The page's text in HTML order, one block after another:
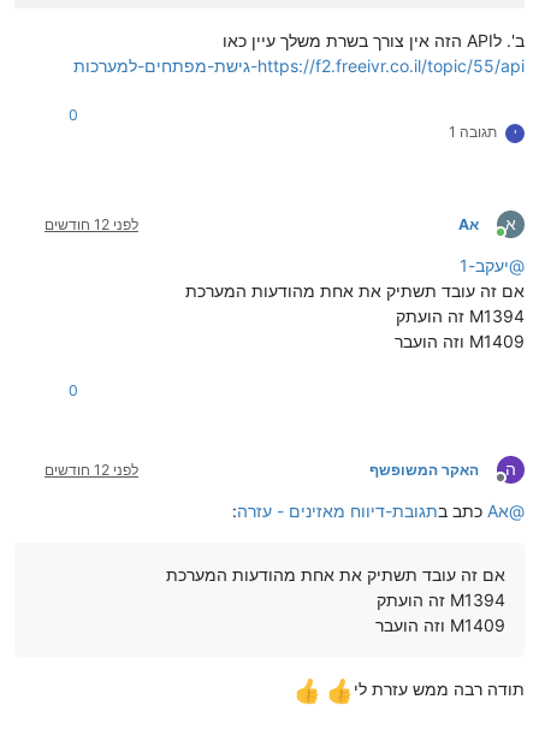
ב'. לAPI הזה אין צורך בשרת משלך עיין כאו
https://f2.freeivr.co.il/topic/55/api-גישת-מפתחים-למערכות
י תגובה 1
0
א
מחובר
אA לפני 12 חודשים
@יעקב-1
אם זה עובד תשתיק את אחת מהודעות המערכת
M1394 זה הועתק
M1409 וזה הועבר
0
ה
מנותק
האקר המשופשף לפני 12 חודשים
@אA כתב בתגובת-דיווח מאזינים - עזרה:
אם זה עובד תשתיק את אחת מהודעות המערכת
M1394 זה הועתק
M1409 וזה הועבר
תודה רבה ממש עזרת לי